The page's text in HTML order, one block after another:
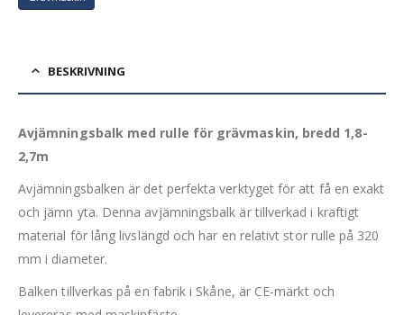
BESKRIVNING
Avjämningsbalk med rulle för grävmaskin, bredd 1,8-
2,7m
Avjämningsbalken är det perfekta verktyget för att få en exakt
och jämn yta. Denna avjämningsbalk är tillverkad i kraftigt
material för lång livslängd och har en relativt stor rulle på 320
mm i diameter.
Balken tillverkas på en fabrik i Skåne, är CE-märkt och